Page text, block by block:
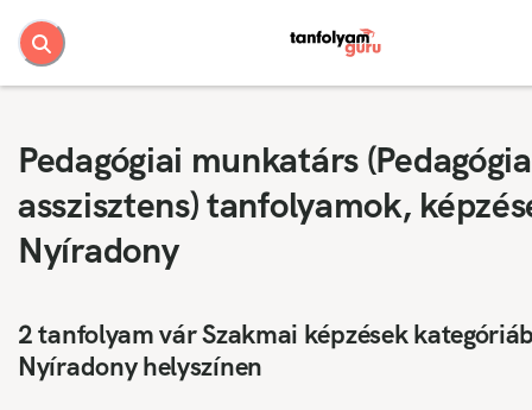
Pedagógiai munkatárs
asszisztens) tanfolyamok,
Nyíradony
2 tanfolyam vár Szakmai képzések
Nyíradony helyszínen